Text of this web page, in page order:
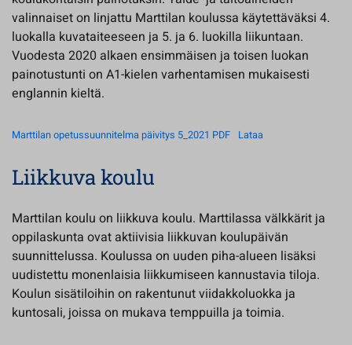
valinnaiset on linjattu Marttilan koulussa käytettäväksi 4.
luokalla kuvataiteeseen ja 5. ja 6. luokilla liikuntaan.
Vuodesta 2020 alkaen ensimmäisen ja toisen luokan
painotustunti on A1-kielen varhentamisen mukaisesti
englannin kieltä.
Marttilan opetussuunnitelma päivitys 5_2021 PDF Lataa
Liikkuva koulu
Marttilan koulu on liikkuva koulu. Marttilassa välkkärit ja
oppilaskunta ovat aktiivisia liikkuvan koulupäivän
suunnittelussa. Koulussa on uuden piha-alueen lisäksi
uudistettu monenlaisia liikkumiseen kannustavia tiloja.
Koulun sisätiloihin on rakentunut viidakkoluokka ja
kuntosali, joissa on mukava temppuilla ja toimia.